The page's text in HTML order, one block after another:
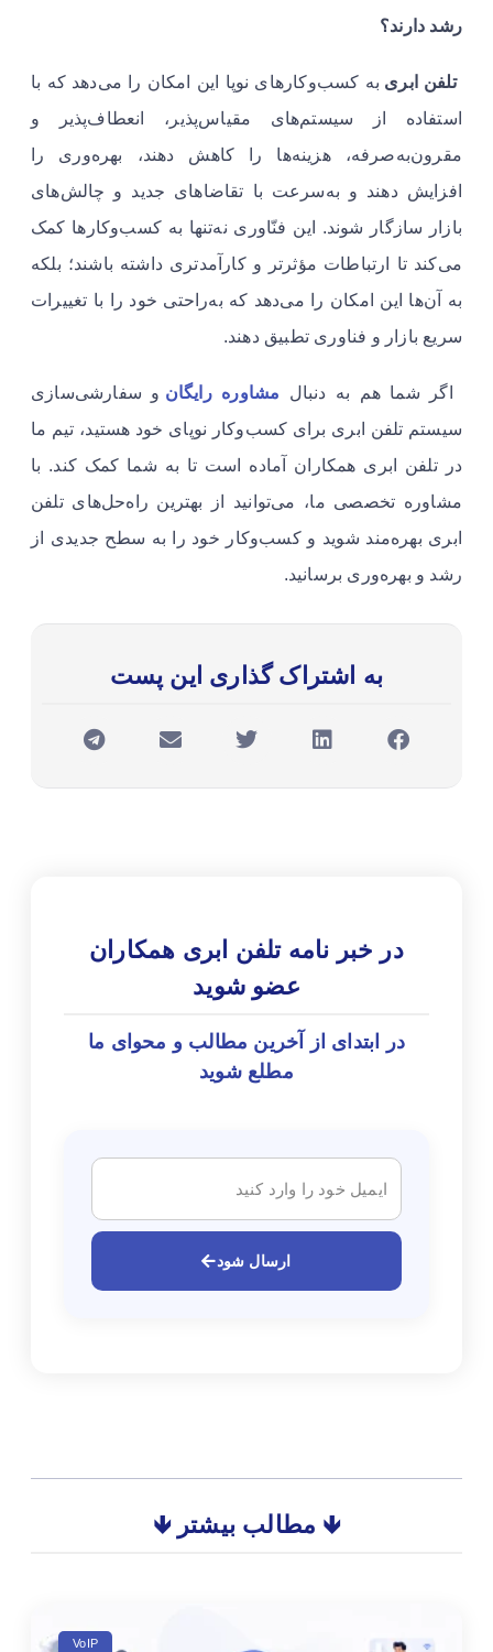
رشد دارند؟
تلفن ابری به کسب‌وکارهای نوپا این امکان را می‌دهد که با
استفاده از سیستم‌های مقیاس‌پذیر، انعطاف‌پذیر و
مقرون‌به‌صرفه، هزینه‌ها را کاهش دهند، بهره‌وری را
افزایش دهند و به‌سرعت با تقاضاهای جدید و چالش‌های
بازار سازگار شوند. این فنّاوری نه‌تنها به کسب‌وکارها کمک
می‌کند تا ارتباطات مؤثرتر و کارآمدتری داشته باشند؛ بلکه
به آن‌ها این امکان را می‌دهد که به‌راحتی خود را با تغییرات
سریع بازار و فناوری تطبیق دهند.
اگر شما هم به دنبال مشاوره رایگانو سفارشی‌سازی
سیستم تلفن ابری برای کسب‌وکار نوپای خود هستید، تیم ما
در تلفن ابری همکاران آماده است تا به شما کمک کند. با
مشاوره تخصصی ما، می‌توانید از بهترین راه‌حل‌های تلفن
ابری بهره‌مند شوید و کسب‌وکار خود را به سطح جدیدی از
رشد و بهره‌وری برسانید.
به اشتراک گذاری این پست
در خبر نامه تلفن ابری همکاران
عضو شوید
در ابتدای از آخرین مطالب و محوای ما
مطلع شوید
ارسال شود
🡻 مطالب بیشتر 🡻
VoIP